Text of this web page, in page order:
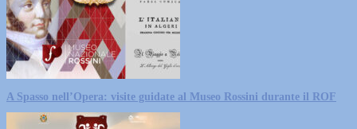
A Spasso nell’Opera: visite guidate al Museo Rossini durante il ROF